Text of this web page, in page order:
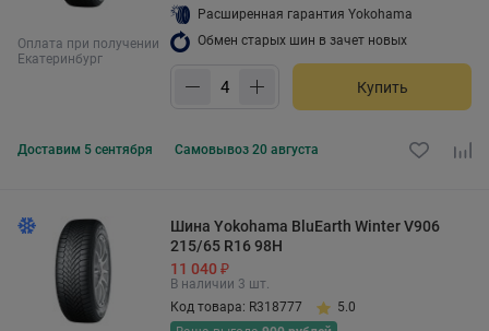
Оплата при получении
Екатеринбург
Расширенная гарантия Yokohama
Обмен старых шин в зачет новых
Купить
Доставим 5 сентября Самовывоз 20 августа
Шина Yokohama BluEarth Winter V906
215/65 R16 98H
11 040 ₽
В наличии 3 шт.
Код товара: R318777
5.0